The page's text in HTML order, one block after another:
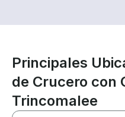
Principales
de Crucero con
Trincomalee